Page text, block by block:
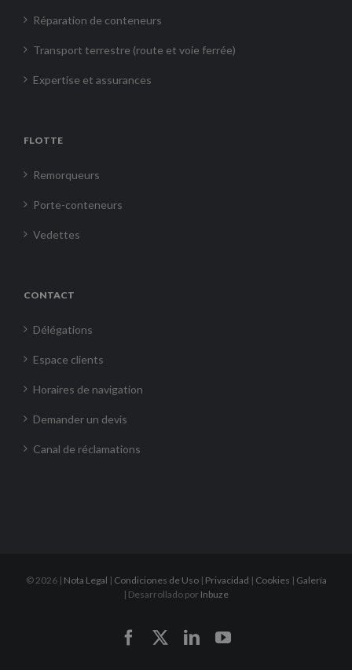
Réparation de conteneurs
Transport terrestre (route et voie ferrée)
Expertise et assurances
FLOTTE
Remorqueurs
Porte-conteneurs
Vedettes
CONTACT
Délégations
Espace clients
Horaires de navigation
Demander un devis
Canal de réclamations
©2026 | Nota Legal | Condiciones de Uso| Privacidad | Cookies | Galería
| Desarrollado por Inbuze
FacebookLinkedInYouTube